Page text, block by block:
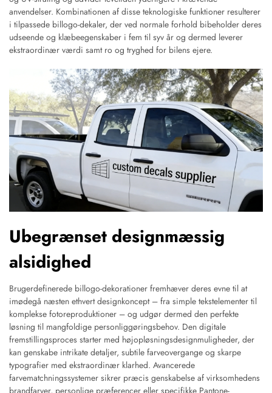
anvendelser. Kombinationen af disse teknologiske funktioner resulterer
i tilpassede billogo-dekaler, der ved normale forhold bibeholder deres
udseende og klæbeegenskaber i fem til syv år og dermed leverer
ekstraordinær værdi samt ro og tryghed for bilens ejere.
Ubegrænset designmæssig
alsidighed
Brugerdefinerede billogo-dekorationer fremhæver deres evne til at
imødegå næsten ethvert designkoncept – fra simple tekstelementer til
komplekse fotoreproduktioner – og udgør dermed den perfekte
løsning til mangfoldige personliggøringsbehov. Den digitale
fremstillingsproces starter med højopløsningsdesignmuligheder, der
kan genskabe intrikate detaljer, subtile farveovergange og skarpe
typografier med ekstraordinær klarhed. Avancerede
farvematchningssystemer sikrer præcis genskabelse af virksomhedens
brandfarver, personlige præferencer eller specifikke Pantone-